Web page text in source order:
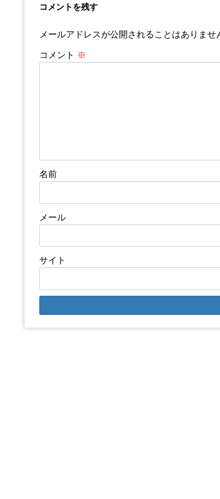
コメントを残す
メールアドレスが公開されることはありませ
コメント ※
名前
メール
サイト